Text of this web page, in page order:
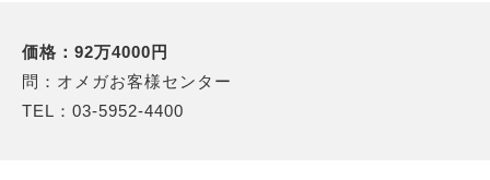
価格：92万4000円
問：オメガお客様センター
TEL：03-5952-4400